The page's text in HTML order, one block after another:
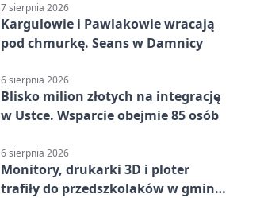
7 sierpnia 2026
Kargulowie i Pawlakowie wracają
pod chmurkę. Seans w Damnicy
6 sierpnia 2026
Blisko milion złotych na integrację
w Ustce. Wsparcie obejmie 85 osób
6 sierpnia 2026
Monitory, drukarki 3D i ploter
trafiły do przedszkolaków w gminie